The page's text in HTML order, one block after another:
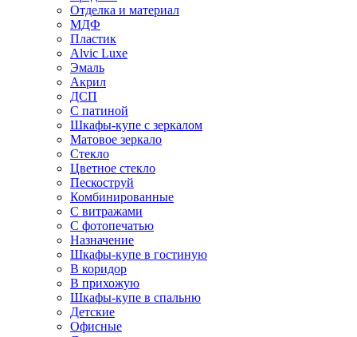
Отделка и материал
МДФ
Пластик
Alvic Luxe
Эмаль
Акрил
ДСП
С патиной
Шкафы-купе с зеркалом
Матовое зеркало
Стекло
Цветное стекло
Пескоструй
Комбинированные
С витражами
С фотопечатью
Назначение
Шкафы-купе в гостиную
В коридор
В прихожую
Шкафы-купе в спальню
Детские
Офисные